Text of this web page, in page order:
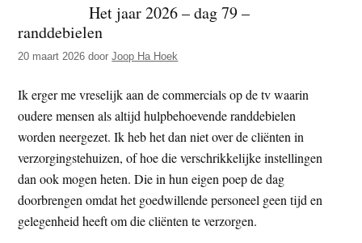
z
e
s
i
t
e
e
n
e
z
e
s
i
t
e
Het jaar 2026 – dag 79 –
randdebielen
20 maart 2026 doorJoop Ha Hoek
Ik erger me vreselijk aan de commercials op de tv waarin
oudere mensen als altijd hulpbehoevende randdebielen
worden neergezet. Ik heb het dan niet over de cliënten in
verzorgingstehuizen, of hoe die verschrikkelijke instellingen
dan ook mogen heten. Die in hun eigen poep de dag
doorbrengen omdat het goedwillende personeel geen tijd en
gelegenheid heeft om die cliënten te verzorgen.